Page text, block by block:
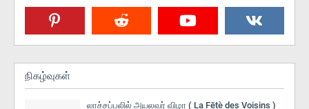
நிகழ்வுகள்
லாச்சப்பலில் அயலவர் விழா ( La Fētè des Voisins )